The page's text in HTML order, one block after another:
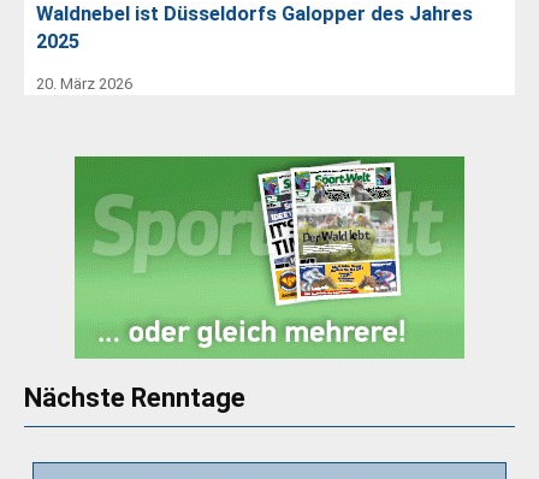
Waldnebel ist Düsseldorfs Galopper des Jahres
2025
20. März 2026
Nächste Renntage